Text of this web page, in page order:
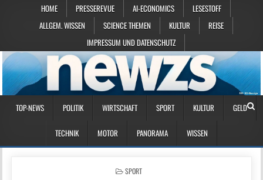
HOME PRESSEREVUE AI-ECONOMICS
LESESTOFF
ALLGEM. WISSEN
SCIENCE THEMEN KULTUR
REISE
IMPRESSUM UND DATENSCHUTZ
TOP-NEWS POLITIK WIRTSCHAFT SPORT KULTUR GELD
TECHNIK MOTOR PANORAMA WISSEN
POSTED IN
SPORT